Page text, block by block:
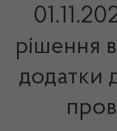
рішення
додатки